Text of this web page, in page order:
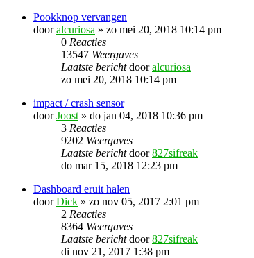
Pookknop vervangen
dooralcuriosa » zo mei 20, 2018 10:14 pm
0 Reacties
13547 Weergaves
Laatste berichtdooralcuriosa
zo mei 20, 2018 10:14 pm
impact / crash sensor
doorJoost » do jan 04, 2018 10:36 pm
3 Reacties
9202 Weergaves
Laatste berichtdoor827sifreak
do mar 15, 2018 12:23 pm
Dashboard eruit halen
doorDick » zo nov 05, 2017 2:01 pm
2 Reacties
8364 Weergaves
Laatste berichtdoor827sifreak
di nov 21, 2017 1:38 pm